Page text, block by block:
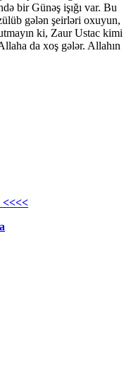
bir Günəş işığı var. Bu
gələn şeirləri oxuyun,
ki, Zaur Ustac kimi
da xoş gələr. Allahın